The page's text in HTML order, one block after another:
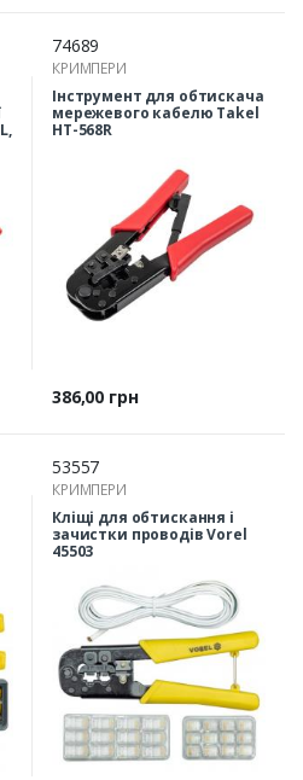
74689
КРИМПЕРИ
Інструмент для обтискача
мережевого кабелю Takel
HT-568R
Ціна
386,00 грн
53557
КРИМПЕРИ
Кліщі для обтискання і
зачистки проводів Vorel
45503